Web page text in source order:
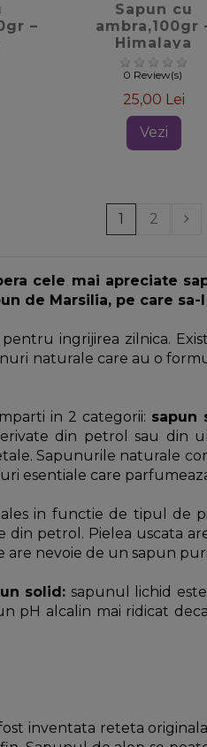
–
Sapun cu
ambra,100gr
Himalaya
0 Review(s)
25,00 Lei
Vezi
1 2
cele mai apreciate
de Marsilia, pe care sa-
ingrijirea zilnica.
naturale care au o
in 2 categorii: sapun
din petrol sau din
Sapunurile naturale
esentiale care
in functie de tipul de
din petrol. Pielea uscata
are nevoie de un sapun
solid: sapunul lichid
pH alcalin mai ridicat
inventata reteta